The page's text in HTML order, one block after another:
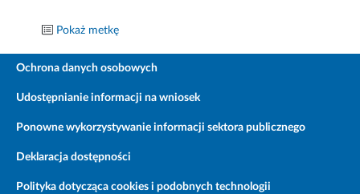
Pokaż metkę
Ochrona danych osobowych
Udostępnianie informacji na wniosek
Ponowne wykorzystywanie informacji sektora publicznego
Deklaracja dostępności
Polityka dotycząca cookies i podobnych technologii